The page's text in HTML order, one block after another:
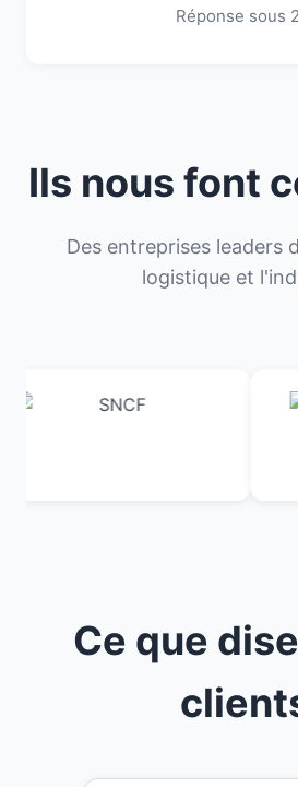
Réponse sous
Ils nous font
Des entreprises leaders
logistique et
Ce que